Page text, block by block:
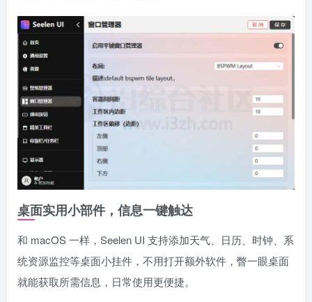
桌面实用小部件，信息一键触达
和 macOS 一样，Seelen UI 支持添加天气、日历、时钟、系
统资源监控等桌面小挂件，不用打开额外软件，瞥一眼桌面
就能获取所需信息，日常使用更便捷。